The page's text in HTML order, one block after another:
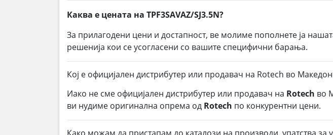
Каква е цената на TPF3SAVAZ/SJ3.5N?
За прилагодени цени и достапност, ве молиме пополнете ја
решенија кои се усогласени со вашите специфични барања.
Кој е официјален дистрибутер или продавач на Rotech во
Иако не сме официјален дистрибутер или продавач на Rotech во
ви нудиме оригинална опрема од Rotech по конкурентни цени.